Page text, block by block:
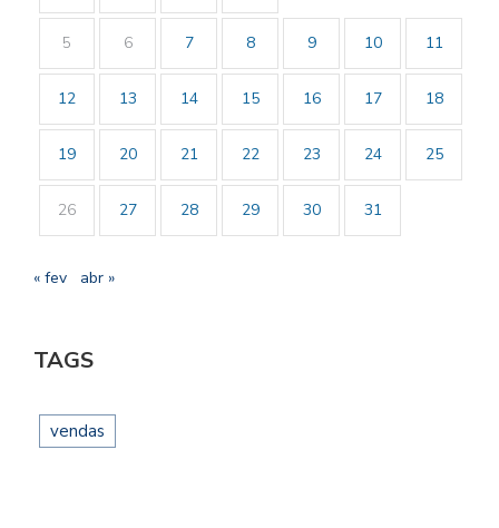
5 6 7 8 9 10 11
12 13 14 15 16 17 18
19 20 21 22 23 24 25
26 27 28 29 30 31
« fev abr »
TAGS
vendas